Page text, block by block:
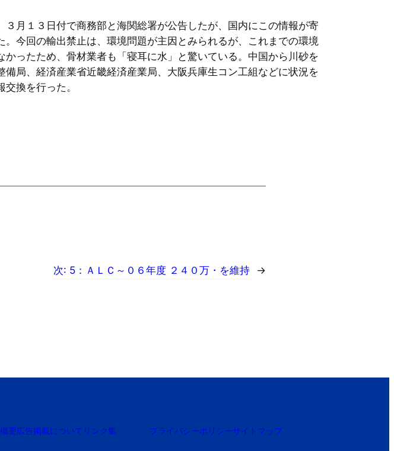
月１３日付で商務部と海関総署が公告したが、国内にこの情報が寄
今回の輸出禁止は、環境問題が主因とみられるが、これまでの環境
ったため、骨材業者も「寝耳に水」と驚いている。中国から川砂を
局、経済産業省近畿経済産業局、大阪兵庫生コン工組などに状況を
換を行った。
次: 5：ＡＬＣ～０６年度 ２４０万・を維持 →
要広告掲載について リンク集 プライバシーポリシーサイトマップ